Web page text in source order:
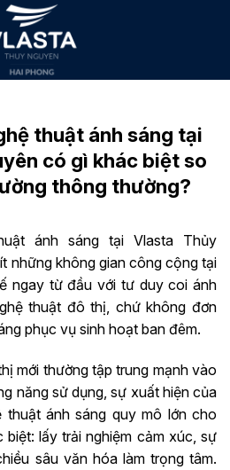
thuật ánh sáng tại
có gì khác biệt so
thông thường?
ánh sáng tại Vlasta Thủy
những không gian công cộng tại
ngay từ đầu với tư duy coi ánh
thuật đô thị, chứ không đơn
phục vụ sinh hoạt ban đêm.
mới thường tập trung mạnh vào
năng sử dụng, sự xuất hiện của
thuật ánh sáng quy mô lớn cho
lấy trải nghiệm cảm xúc, sự
sâu văn hóa làm trọng tâm.